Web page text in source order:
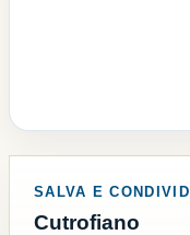
SALVA E CONDIVIDI
Cutrofiano